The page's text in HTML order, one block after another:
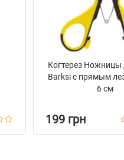
Когтерез Ножницы
Barksi с прямым
6 см
199 грн